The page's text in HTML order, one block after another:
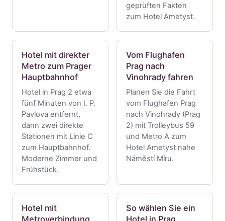
geprüften Fakten
zum Hotel Ametyst.
Hotel mit direkter
Metro zum Prager
Hauptbahnhof
Hotel in Prag 2 etwa
fünf Minuten von I. P.
Pavlova entfernt,
dann zwei direkte
Stationen mit Linie C
zum Hauptbahnhof.
Moderne Zimmer und
Frühstück.
Vom Flughafen
Prag nach
Vinohrady fahren
Planen Sie die Fahrt
vom Flughafen Prag
nach Vinohrady (Prag
2) mit Trolleybus 59
und Metro A zum
Hotel Ametyst nahe
Náměstí Míru.
Hotel mit
Metroverbindung
So wählen Sie ein
Hotel in Prag